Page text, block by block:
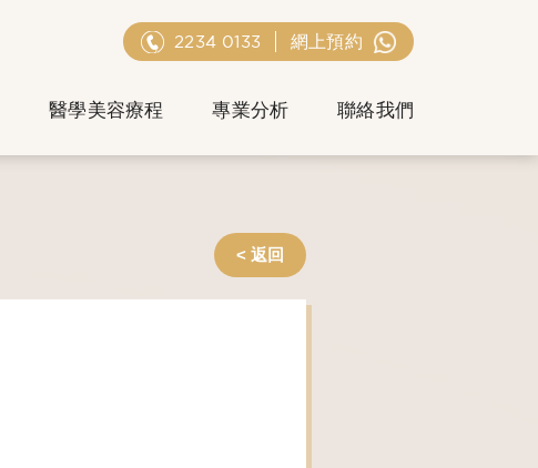
2234 0133 網上預約
醫學美容療程 專業分析 聯絡我們
< 返回